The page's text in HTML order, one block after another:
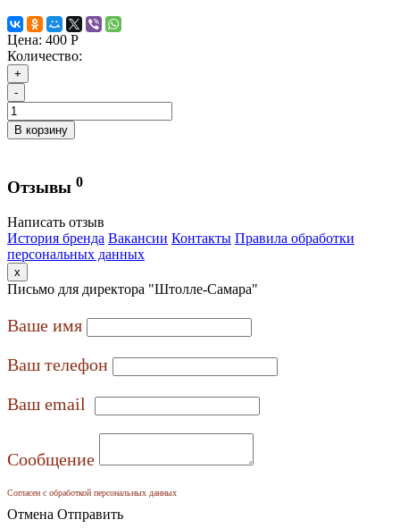
Цена: 400 Р
Количество:
+
-
В корзину
Отзывы 0
Написать отзыв
История бренда Вакансии Контакты Правила обработки
персональных данных
x
Письмо для директора "Штолле-Самара"
Ваше имя
Ваш телефон
Ваш email
Сообщение
Согласен с обработкой персональных данных
Отмена Отправить